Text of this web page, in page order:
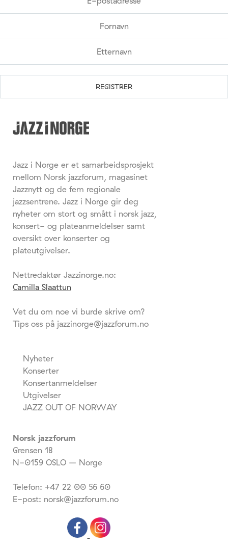
Jazz i Norge er et samarbeidsprosjekt
mellom Norsk jazzforum, magasinet
Jazznytt og de fem regionale
jazzsentrene. Jazz i Norge gir deg
nyheter om stort og smått i norsk jazz,
konsert- og plateanmeldelser samt
oversikt over konserter og
plateutgivelser.
Nettredaktør Jazzinorge.no:
Camilla Slaattun
Vet du om noe vi burde skrive om?
Tips oss på jazzinorge@jazzforum.no
Nyheter
Konserter
Konsertanmeldelser
Utgivelser
JAZZ OUT OF NORWAY
Norsk jazzforum
Grensen 18
N-0159 OSLO – Norge
Telefon: +47 22 00 56 60
E-post: norsk@jazzforum.no